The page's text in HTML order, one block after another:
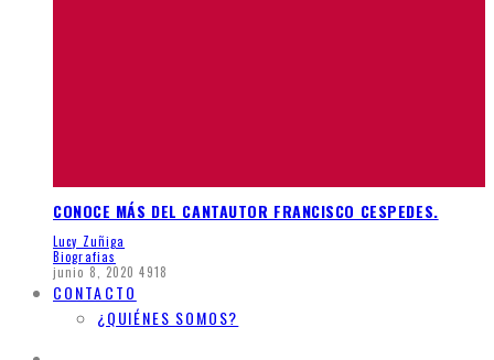
CONOCE MÁS DEL CANTAUTOR FRANCISCO CESPEDES.
Lucy Zuñiga
Biografias
junio 8, 2020 4918
CONTACTO
¿QUIÉNES SOMOS?